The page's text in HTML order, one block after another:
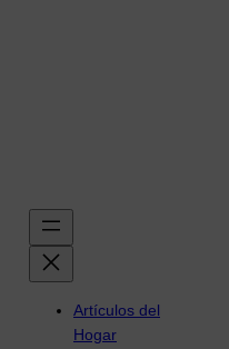
Artículos del
Hogar